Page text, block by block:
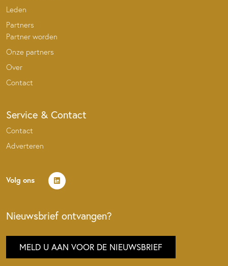
Leden
Partners
Partner worden
Onze partners
Over
Contact
Service & Contact
Contact
Adverteren
Volg ons
Nieuwsbrief ontvangen?
MELD U AAN VOOR DE NIEUWSBRIEF